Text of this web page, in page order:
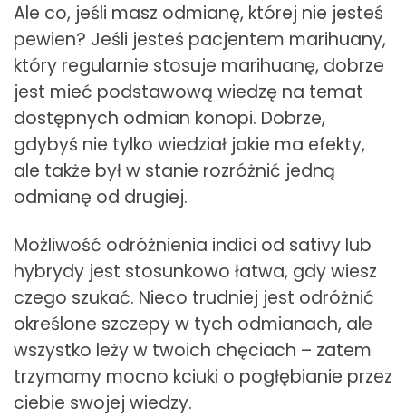
Ale co, jeśli masz odmianę, której nie jesteś
pewien? Jeśli jesteś pacjentem marihuany,
który regularnie stosuje marihuanę, dobrze
jest mieć podstawową wiedzę na temat
dostępnych odmian konopi. Dobrze,
gdybyś nie tylko wiedział jakie ma efekty,
ale także był w stanie rozróżnić jedną
odmianę od drugiej.
Możliwość odróżnienia indici od sativy lub
hybrydy jest stosunkowo łatwa, gdy wiesz
czego szukać. Nieco trudniej jest odróżnić
określone szczepy w tych odmianach, ale
wszystko leży w twoich chęciach – zatem
trzymamy mocno kciuki o pogłębianie przez
ciebie swojej wiedzy.